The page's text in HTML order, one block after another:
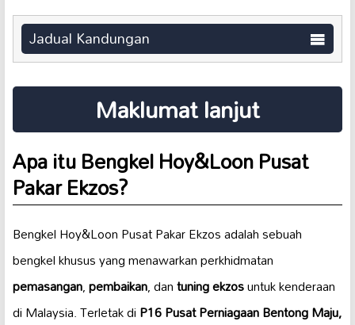
Jadual Kandungan
Maklumat lanjut
Apa itu Bengkel Hoy&Loon Pusat
Pakar Ekzos?
Bengkel Hoy&Loon Pusat Pakar Ekzos adalah sebuah
bengkel khusus yang menawarkan perkhidmatan
pemasangan,pembaikan, dantuning ekzosuntuk kenderaan
di Malaysia. Terletak diP16 Pusat Perniagaan Bentong Maju,